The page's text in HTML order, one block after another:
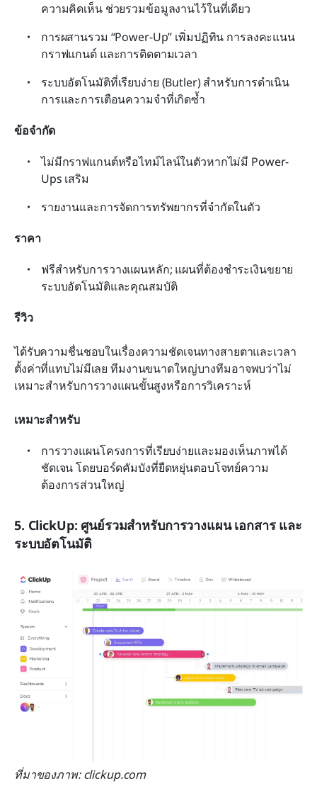
ความคิดเห็น ช่วยรวมข้อมูลงานไว้ในที่เดียว
การผสานรวม “Power-Up” เพิ่มปฏิทิน การลงคะแนน
กราฟแกนต์ และการติดตามเวลา
ระบบอัตโนมัติที่เรียบง่าย (Butler) สำหรับการดำเนิน
การและการเตือนความจำที่เกิดซ้ำ
ข้อจำกัด
ไม่มีกราฟแกนต์หรือไทม์ไลน์ในตัวหากไม่มี Power-
Ups เสริม
รายงานและการจัดการทรัพยากรที่จำกัดในตัว
ราคา
ฟรีสำหรับการวางแผนหลัก; แผนที่ต้องชำระเงินขยาย
ระบบอัตโนมัติและคุณสมบัติ
รีวิว
ได้รับความชื่นชอบในเรื่องความชัดเจนทางสายตาและเวลา
ตั้งค่าที่แทบไม่มีเลย ทีมงานขนาดใหญ่บางทีมอาจพบว่าไม่
เหมาะสำหรับการวางแผนขั้นสูงหรือการวิเคราะห์
เหมาะสำหรับ
การวางแผนโครงการที่เรียบง่ายและมองเห็นภาพได้
ชัดเจน โดยบอร์ดคัมบังที่ยืดหยุ่นตอบโจทย์ความ
ต้องการส่วนใหญ่
5. ClickUp: ศูนย์รวมสำหรับการวางแผน เอกสาร และ
ระบบอัตโนมัติ
ที่มาของภาพ: clickup.com